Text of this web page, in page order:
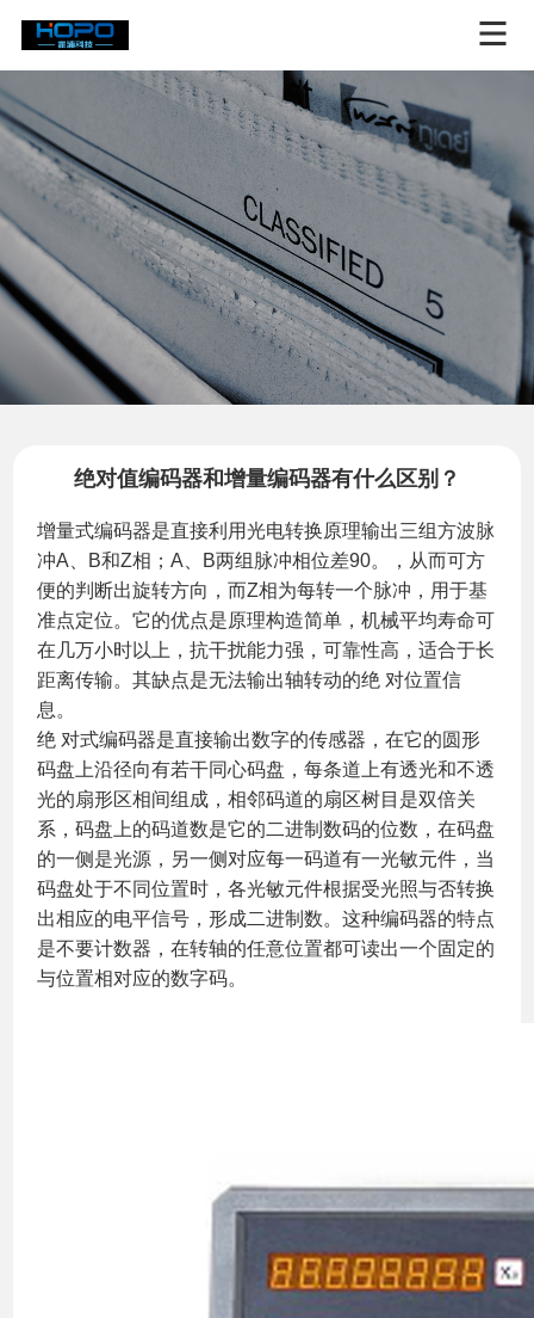
绝对值编码器和增量编码器有什么区别？
增量式编码器是直接利用光电转换原理输出三组方波脉
冲A、B和Z相；A、B两组脉冲相位差90。，从而可方
便的判断出旋转方向，而Z相为每转一个脉冲，用于基
准点定位。它的优点是原理构造简单，机械平均寿命可
在几万小时以上，抗干扰能力强，可靠性高，适合于长
距离传输。其缺点是无法输出轴转动的绝 对位置信
息。
绝 对式编码器是直接输出数字的传感器，在它的圆形
码盘上沿径向有若干同心码盘，每条道上有透光和不透
光的扇形区相间组成，相邻码道的扇区树目是双倍关
系，码盘上的码道数是它的二进制数码的位数，在码盘
的一侧是光源，另一侧对应每一码道有一光敏元件，当
码盘处于不同位置时，各光敏元件根据受光照与否转换
出相应的电平信号，形成二进制数。这种编码器的特点
是不要计数器，在转轴的任意位置都可读出一个固定的
与位置相对应的数字码。